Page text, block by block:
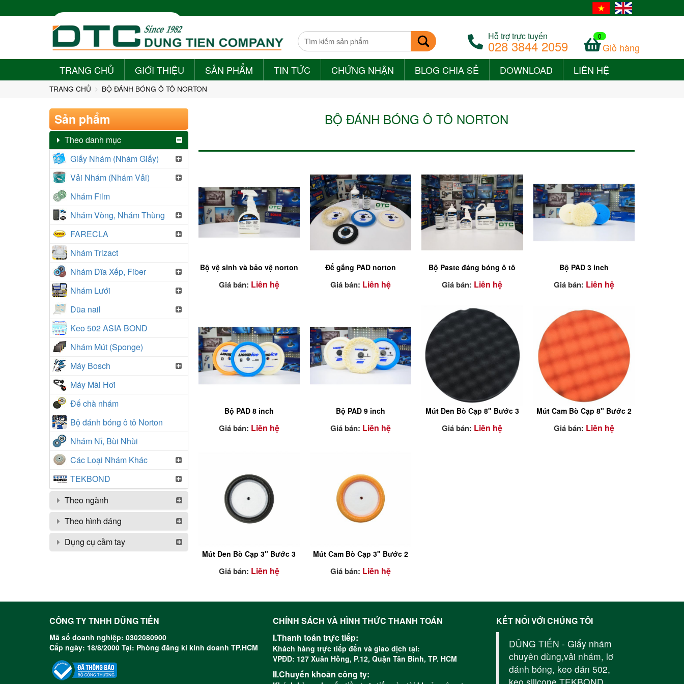
Hỗ trợ trực tuyến
028 3844 2059
0
Giỏ hàng
TRANG CHỦ
+
GIỚI THIỆU
+
SẢN PHẨM
+
TIN TỨC CHỨNG NHẬN
BLOG CHIA SẺ
+
DOWNLOAD LIÊN HỆ
TRANG CHỦ BỘ ĐÁNH BÓNG Ô TÔ NORTON
BỘ ĐÁNH BÓNG Ô TÔ NORTON
Bộ vệ sinh và bảo vệ norton
Giá bán: Liên hệ
Đế gắng PAD norton
Giá bán: Liên hệ
Bộ Paste đáng bóng ô tô
Machine Glaze khi khách
hàng cần yêu cầu bề mặt
hoàn thiện và độ bóng
cực cao.
Giá bán: Liên hệ
Bộ PAD 3 inch
những khu vực nhỏ cần
đánh bóng.
Giá bán: Liên hệ
Bộ PAD 8 inch
Giá bán: Liên hệ
Bộ PAD 9 inch
Giá bán: Liên hệ
Mút Đen Bò Cạp 8" Bước 3
Giá bán: Liên hệ
Mút Cam Bò Cạp 8" Bước 2
Giá bán: Liên hệ
Mút Đen Bò Cạp 3" Bước 3
Giá bán: Liên hệ
Mút Cam Bò Cạp 3" Bước 2
Giá bán: Liên hệ
Sản phẩm
Theo danh mục
Giấy Nhám (Nhám Giấy)
Vải Nhám (Nhám Vải)
Nhám Film
Nhám Vòng, Nhám Thùng
FARECLA
Nhám Trizact
Nhám Dĩa Xếp, Fiber
Nhám Lưới
Dũa nail
Keo 502 ASIA BOND
Nhám Mút (Sponge)
Máy Bosch
Máy Mài Hơi
Đế chà nhám
Bộ đánh bóng ô tô Norton
Nhám Nỉ, Bùi Nhùi
Các Loại Nhám Khác
TEKBOND
Theo ngành
Theo hình dáng
Dụng cụ cầm tay
CÔNG TY TNHH DŨNG TIẾN
Mã số doanh nghiệp: 0302080900
Cấp ngày: 18/8/2000 Tại: Phòng đăng kí kinh doanh TP.HCM
CHÍNH SÁCH VÀ HÌNH THỨC THANH TOÁN
I.Thanh toán trực tiếp:
Khách hàng trực tiếp đến và giao dịch tại:
VPĐD: 127 Xuân Hồng, P.12, Quận Tân Bình, TP. HCM
II.Chuyển khoản công ty:
KẾT NỐI VỚI CHÚNG TÔI
DŨNG TIẾN - Giấy nhám
chuyên dùng,vải nhám, lơ
đánh bóng, keo dán 502,